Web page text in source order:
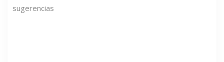
sugerencias